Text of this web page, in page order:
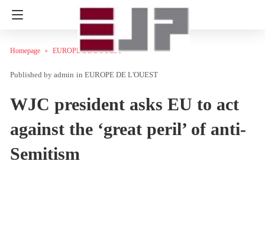
Homepage EUROPE DE L'OUEST
admin in EUROPE DE L'OUEST
WJC president asks EU to act
against the ‘great peril’ of anti-
Semitism